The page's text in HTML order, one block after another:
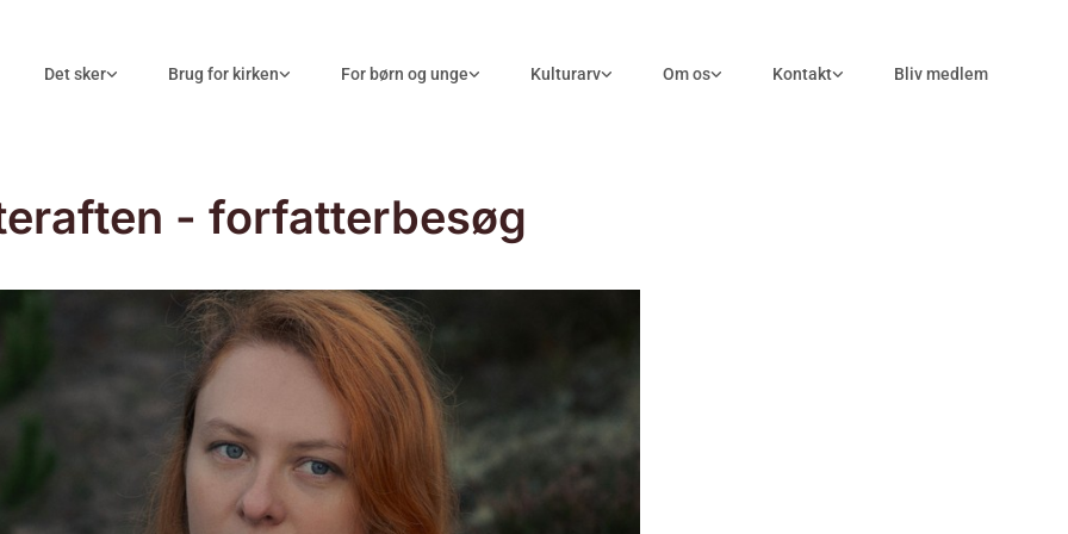
Det sker Brug for kirken For børn og unge Kulturarv Om os Kontakt Bliv medlem
- forfatterbesøg